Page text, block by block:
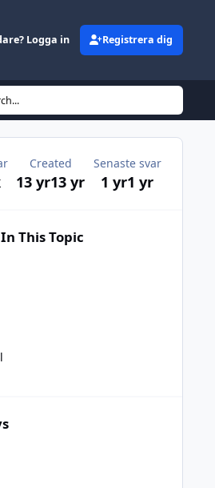
Logga in Registrera dig
Created
13 yr13 yr
Senaste svar
1 yr1 yr
This Topic